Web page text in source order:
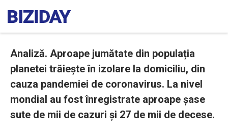
Analiză. Aproape jumătate din populația
planetei trăiește în izolare la domiciliu, din
cauza pandemiei de coronavirus. La nivel
mondial au fost înregistrate aproape șase
sute de mii de cazuri și 27 de mii de decese.